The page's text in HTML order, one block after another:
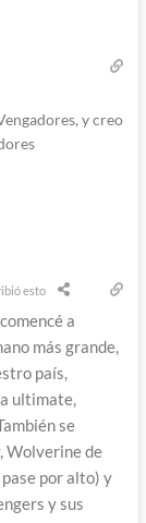
y creo
esto
a
más grande,
país,
ultimate,
se
Wolverine de
por alto) y
y sus